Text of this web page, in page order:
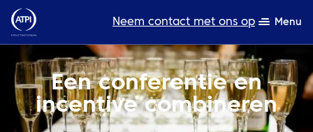
Neem contact met ons op Menu
Deskundigheid
Bronnen
Een conferentie en
incentive combineren